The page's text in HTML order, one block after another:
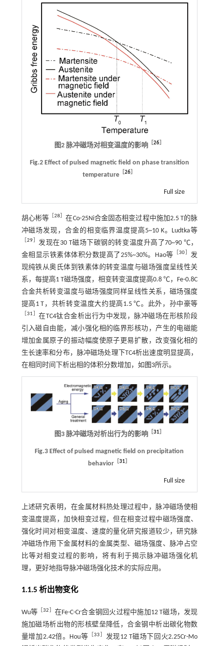
图2 脉冲磁场对相变温度的影响［26］
Fig.2 Effect of pulsed magnetic field on phase transition
temperature ［26］
Full size
胡心彬等 ［28］在Co-25Ni合金固态相变过程中施加2.5 T的脉
冲磁场发现，合金的相变临界温度提高5~10 K。Ludtka等
［29］ 发现在30 T磁场下碳钢的转变温度升高了70~90 ℃，
金相显示铁素体体积分数提高了25%~30%。Hao等 ［30］ 发
现纯铁从奥氏体到铁素体的转变温度与磁场强度呈线性关
系，每提高1 T磁场强度，相变转变温度提高0.8 ℃，Fe-0.8C
合金共析转变温度与磁场强度同样呈线性关系，磁场强度
提高1 T，共析转变温度大约提高1.5 ℃。此外，孙中豪等
［31］在TC4钛合金析出行为中发现，脉冲磁场在形核阶段
引入磁自由能，减小强化相的临界形核功，产生的电磁能
增加金属原子的振动幅度使原子更易扩散，改变强化相的
生长速率和分布，脉冲磁场处理下TC4析出速度明显提高，
在相同时间下析出相的体积分数增加，如 图3所示。
图3 脉冲磁场对析出行为的影响［ 31］
Fig.3 Effect of pulsed magnetic field on precipitation
behavior ［31］
Full size
上述研究表明，在金属材料热处理过程中，脉冲磁场使相
变温度提高，加快相变过程，但在相变过程中磁场强度、
强化时间对相变温度、速度的量化研究报道较少，研究脉
冲磁场作用下金属材料的金属类型、磁场强度、脉冲占空
比等对相变过程的影响，将有利于揭示脉冲磁场强化机
理，更好地指导脉冲磁场强化技术的实际应用。
1.1.5 析出物变化
Wu等 ［32
在Fe-C-Cr合金钢回火过程中施加12 T磁场，发现
施加磁场析出物的形核壁垒降低，合金钢中析出碳化物数
量增加2.42倍。Hou等 ［33
发现12 T磁场下回火2.25Cr-Mo